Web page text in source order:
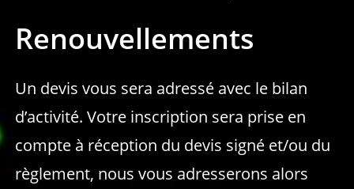
Renouvellements
Un devis vous sera adressé avec le bilan
d’activité. Votre inscription sera prise en
compte à réception du devis signé et/ou du
règlement, nous vous adresserons alors